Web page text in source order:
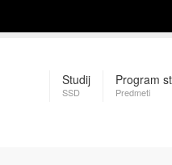
Studij
SSD
Program
Predmeti